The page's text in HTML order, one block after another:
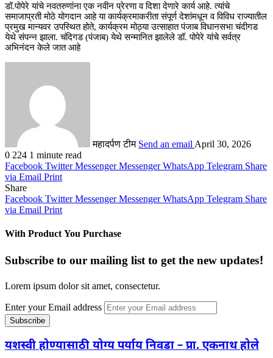
डॉ.पोपेरे यांचे नवतरुणांना एक नवीन प्रेरणा व दिशा देणारे कार्य आहे. त्यांचे
समाजाप्रती मोठे योगदान आहे या कार्यक्रमाकरीता संपूर्ण देशांमधून व विविध राज्यातील
प्रमुख मान्यवर उपस्थित होते, कार्यक्रम मोठ्या उत्साहात पंजाब विधानसभा चंदीगड
येथे संपन्न झाला. चंदिगड (पंजाब) येथे सन्मानित झालेले डॉ. पोपेरे यांचे सर्वत्र
अभिनंदन केले जात आहे
महादर्पण टीम Send an email April 30, 2026
0 224 1 minute read
Facebook Twitter Messenger Messenger WhatsApp Telegram Share
via Email Print
Share
Facebook Twitter Messenger Messenger WhatsApp Telegram Share
via Email Print
With Product You Purchase
Subscribe to our mailing list to get the new updates!
Lorem ipsum dolor sit amet, consectetur.
Enter your Email address
यशस्वी होण्यासाठी योग्य पर्याय निवडा – प्रा. एकनाथ होले